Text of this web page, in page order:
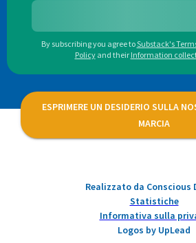
By subscribing you agree toSubstack's
Policy and their Information
ESPRIMERE UN DESIDERIO SULLA
MARCIA
Realizzato da Conscious
Statistiche
Informativa sulla
Logos by UpLead